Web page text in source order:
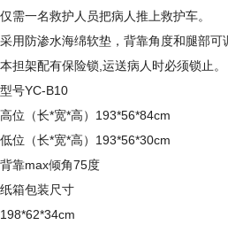
仅需一名救护人员把病人推上救护车。
采用防渗水海绵软垫，背靠角度和腿部可
本担架配有保险锁,运送病人时必须锁止。
型号YC-B10
高位（长*宽*高）193*56*84cm
低位（长*宽*高）193*56*30cm
背靠max倾角75度
纸箱包装尺寸
198*62*34cm